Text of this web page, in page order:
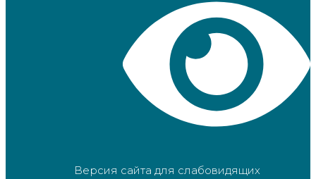
Версия сайта для слабовидящих